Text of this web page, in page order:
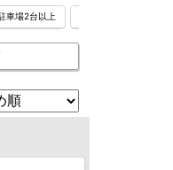
車場2台以上